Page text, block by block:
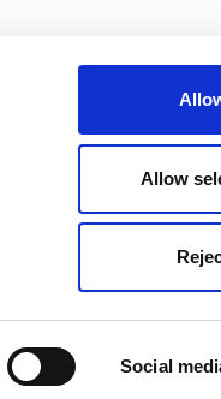
Social
Allow
©Biscuit